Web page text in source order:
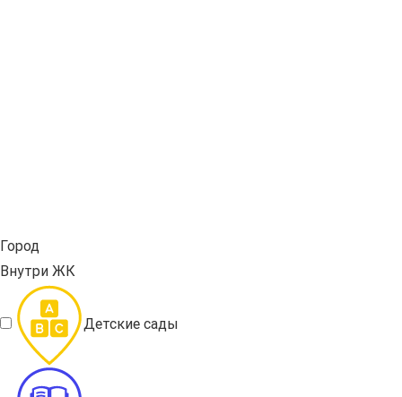
Город
Внутри ЖК
Детские сады